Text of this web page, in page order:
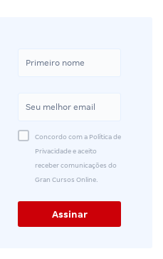
Concordo com a Política de
Privacidade e aceito
receber comunicações do
Gran Cursos Online.